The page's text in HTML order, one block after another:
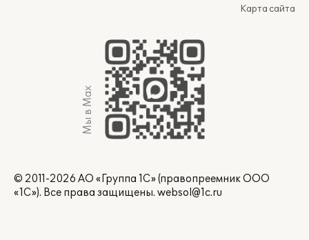
Карта сайта
Мы в Max
© 2011-2026 АО «Группа 1С» (правопреемник ООО
«1С»). Все права защищены. websol@1c.ru